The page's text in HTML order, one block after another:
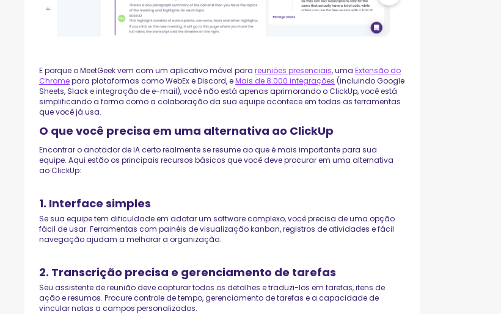
E porque o MeetGeek vem com um aplicativo móvel parareuniões presenciais, umaExtensão do
Chromepara plataformas como WebEx e Discord, eMais de 8.000 integrações (incluindo Google
Sheets, Slack e integração de e-mail), você não está apenas aprimorando o ClickUp, você está
simplificando a forma como a colaboração da sua equipe acontece em todas as ferramentas
que você já usa.
O que você precisa em uma alternativa ao ClickUp
Encontrar o anotador de IA certo realmente se resume ao que é mais importante para sua
equipe. Aqui estão os principais recursos básicos que você deve procurar em uma alternativa
ao ClickUp:
1. Interface simples
Se sua equipe tem dificuldade em adotar um software complexo, você precisa de uma opção
fácil de usar. Ferramentas com painéis de visualização kanban, registros de atividades e fácil
navegação ajudam a melhorar a organização.
2. Transcrição precisa e gerenciamento de tarefas
Seu assistente de reunião deve capturar todos os detalhes e traduzi-los em tarefas, itens de
ação e resumos. Procure controle de tempo, gerenciamento de tarefas e a capacidade de
vincular notas a campos personalizados.